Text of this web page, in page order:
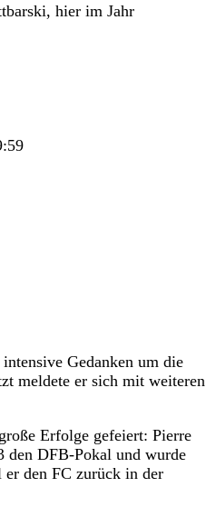
hier im Jahr
Gedanken um die
meldete er sich mit weiteren
Erfolge gefeiert: Pierre
den DFB-Pokal und wurde
den FC zurück in der